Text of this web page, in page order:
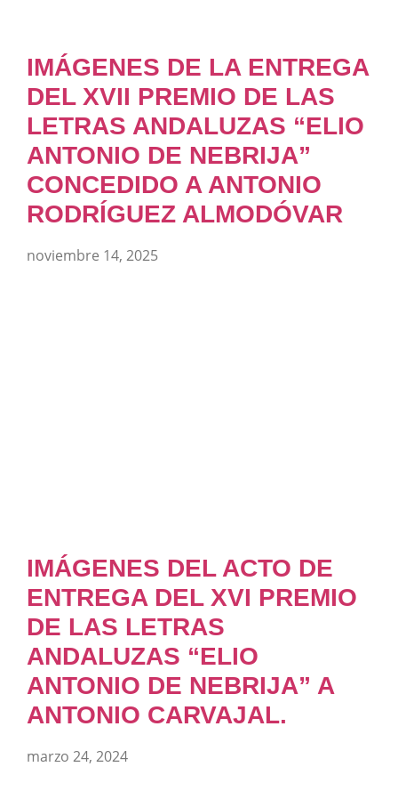
IMÁGENES DE LA ENTREGA
DEL XVII PREMIO DE LAS
LETRAS ANDALUZAS “ELIO
ANTONIO DE NEBRIJA”
CONCEDIDO A ANTONIO
RODRÍGUEZ ALMODÓVAR
noviembre 14, 2025
IMÁGENES DEL ACTO DE
ENTREGA DEL XVI PREMIO
DE LAS LETRAS
ANDALUZAS “ELIO
ANTONIO DE NEBRIJA” A
ANTONIO CARVAJAL.
marzo 24, 2024